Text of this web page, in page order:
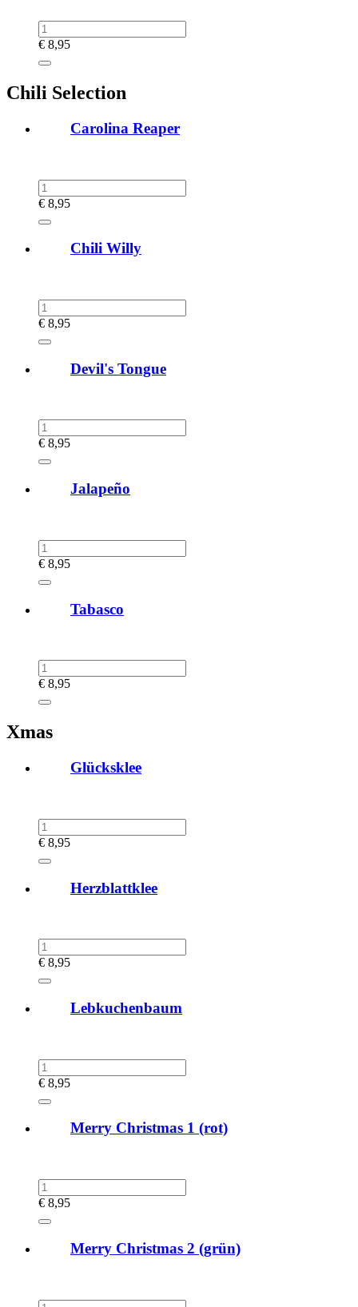
€ 8,95
Chili Selection
Carolina Reaper
€ 8,95
Chili Willy
€ 8,95
Devil's Tongue
€ 8,95
Jalapeño
€ 8,95
Tabasco
€ 8,95
Xmas
Glücksklee
€ 8,95
Herzblattklee
€ 8,95
Lebkuchenbaum
€ 8,95
Merry Christmas 1 (rot)
€ 8,95
Merry Christmas 2 (grün)